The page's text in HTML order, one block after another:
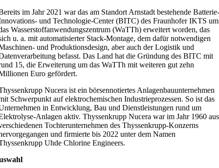
im Jahr 2021 war das am Standort Arnstadt bestehende
und Technologie-Center (BITC) des Fraunhofer IKTS um
Wasserstoffanwendungszentrum (WaTTh) erweitert worden, das
u. a. mit automatisierter Stack-Montage, dem dafür notwendigen
und Produktionsdesign, aber auch der Logistik und
befasst. Das Land hat die Gründung des BITC mit
15, die Erweiterung um das WaTTh mit weiteren gut zehn
Euro gefördert.
Nucera ist ein börsennotiertes Anlagenbauunternehmen
Schwerpunkt auf elektrochemischen Industrieprozessen. So ist das
in Entwicklung, Bau und Dienstleistungen rund um
Anlagen aktiv. Thyssenkrupp Nucera war im Jahr 1960 aus
Tochterunternehmen des Thyssenkrupp-Konzerns
und firmierte bis 2022 unter dem Namen
Uhde Chlorine Engineers.